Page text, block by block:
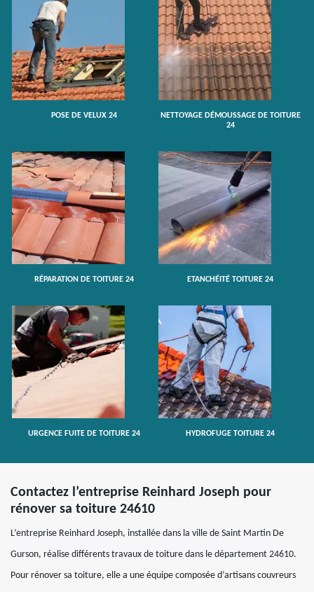
POSE DE VELUX 24
NETTOYAGE DÉMOUSSAGE DE TOITURE
24
RÉPARATION DE TOITURE 24 ETANCHÉITÉ TOITURE 24
URGENCE FUITE DE TOITURE 24 HYDROFUGE TOITURE 24
Contactez l’entreprise Reinhard Joseph pour
rénover sa toiture 24610
L’entreprise Reinhard Joseph, installée dans la ville de Saint Martin De
Gurson, réalise différents travaux de toiture dans le département 24610.
Pour rénover sa toiture, elle a une équipe composée d’artisans couvreurs